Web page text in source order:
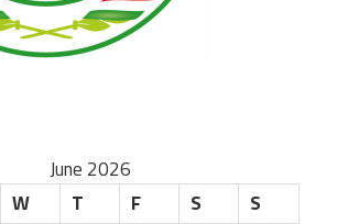
June 2026
W T F S
S